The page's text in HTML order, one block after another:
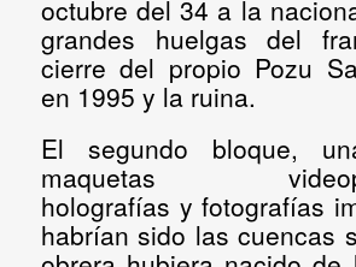
octubre del 34 a la
grandes huelgas del
cierre del propio Pozu
en 1995 y la ruina.
El segundo bloque,
maquetas
holografías y fotografías
habrían sido las cuencas